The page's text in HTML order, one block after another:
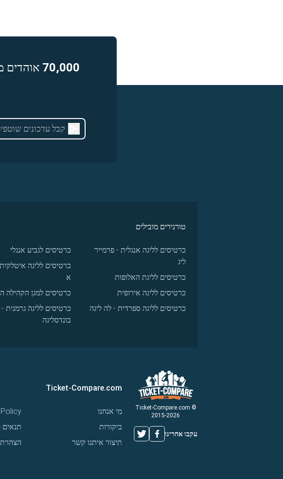
70,000 אוהדים
טורנירים מובילים
כרטיסים לליגה אנגלית - פרמייר
ליג
כרטיסים לליגת האלופות
כרטיסים לליגה אירופית
כרטיסים לליגה ספרדית - לה ליגה
כרטיסים לגביע אנגלי
כרטיסים לליגה
א
כרטיסים למגן הקהילה
כרטיסים לליגה גרמנית -
בונדסליגה
© Ticket-Compare.com
2015-2026
עקבו אחרינו
Ticket-Compare.com
מי אנחנו
ביקורות
תיצור איתנו קשר
תנאים
הצהרת